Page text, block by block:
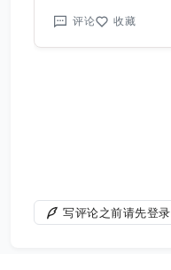
评论 收藏
写评论之前请先登录